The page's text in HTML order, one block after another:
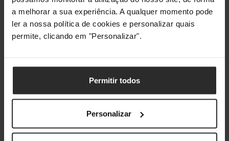
a melhorar a sua experiência. A qualquer momento pode
ler a nossa política de cookies e personalizar quais
permite, clicando em "Personalizar".
Permitir todos
Personalizar
Número de
Ventoinhas da
Placa Gráfica
2
Refrigeração a Água